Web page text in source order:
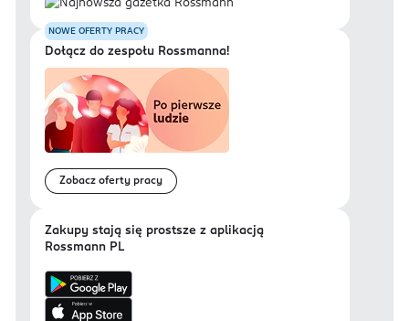
NOWE OFERTY PRACY
Dołącz do zespołu Rossmanna!
Zobacz oferty pracy
Zakupy stają się prostsze z aplikacją
Rossmann PL